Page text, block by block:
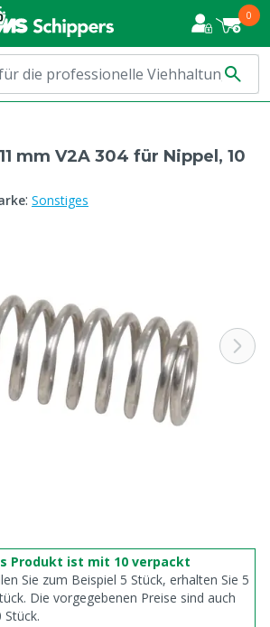
0
mm V2A 304 für Nippel, 10
: Sonstiges
Produkt ist mit 10 verpackt
Sie zum Beispiel 5 Stück, erhalten Sie 5
Die vorgegebenen Preise sind auch
Stück.